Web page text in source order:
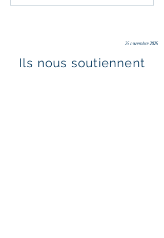
25 novembre 2025
Ils nous soutiennent